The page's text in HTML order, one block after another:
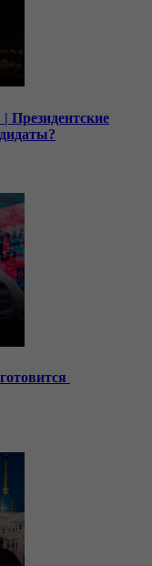
Президентские